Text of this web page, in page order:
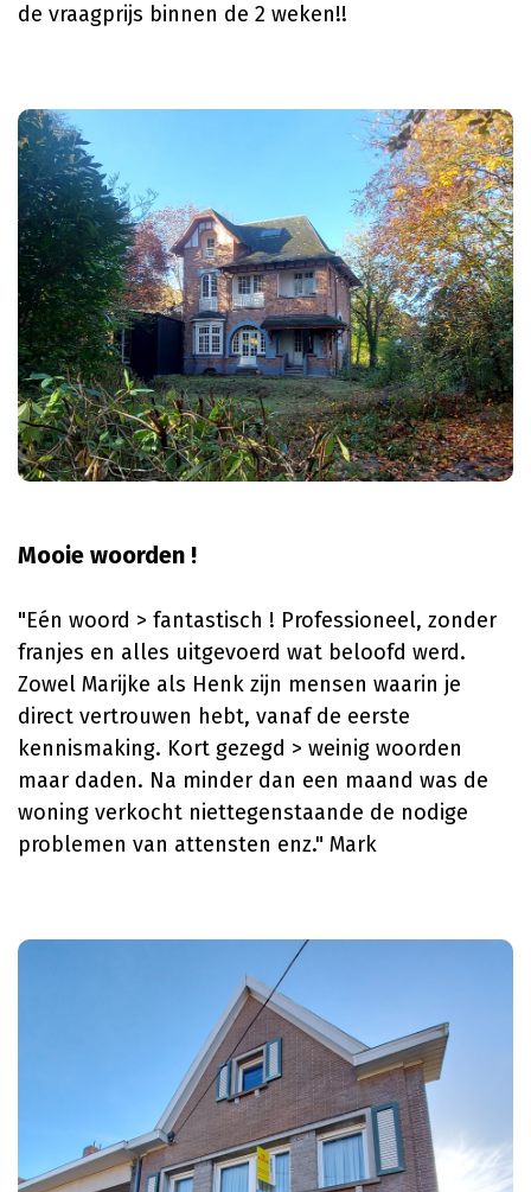
de vraagprijs binnen de 2 weken!!
Mooie woorden !
"Eén woord > fantastisch ! Professioneel, zonder
franjes en alles uitgevoerd wat beloofd werd.
Zowel Marijke als Henk zijn mensen waarin je
direct vertrouwen hebt, vanaf de eerste
kennismaking. Kort gezegd > weinig woorden
maar daden. Na minder dan een maand was de
woning verkocht niettegenstaande de nodige
problemen van attensten enz." Mark